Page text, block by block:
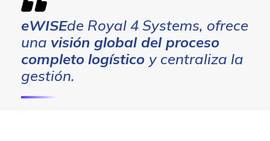
eWISEde Royal 4 Systems, ofrece
una visión global del proceso
completo logístico y centraliza la
gestión.